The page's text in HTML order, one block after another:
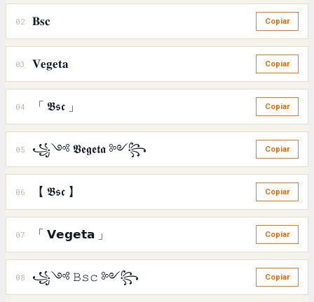
02 𝐁𝐬𝐜 Copiar
03 𝐕𝐞𝐠𝐞𝐭𝐚 Copiar
04 「 𝕭𝖘𝖈 」 Copiar
05 ꧁༺ 𝖁𝖊𝖌𝖊𝖙𝖆 ༻꧂ Copiar
06 【 𝕭𝖘𝖈 】 Copiar
07 「 𝗩𝗲𝗴𝗲𝘁𝗮 」 Copiar
08 ꧁༺ 𝙱𝚜𝚌 ༻꧂ Copiar